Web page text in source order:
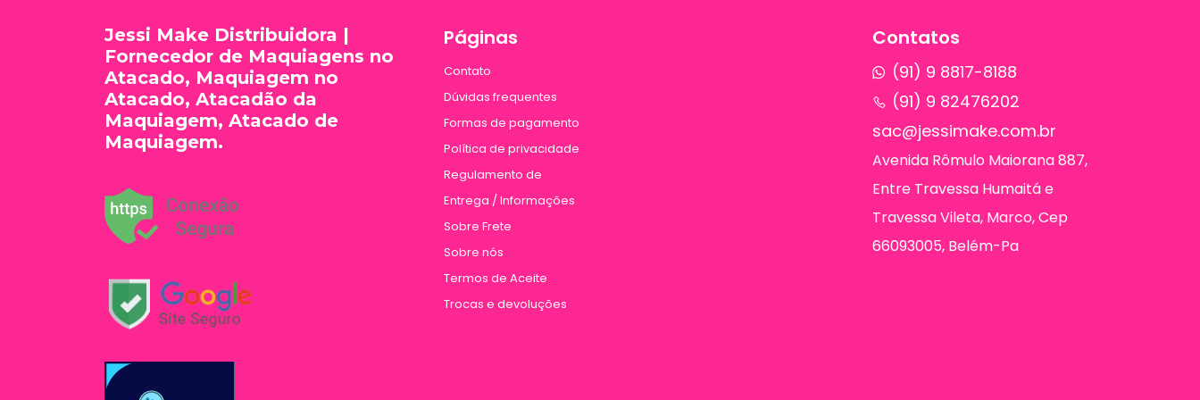
Contatos
(91) 9 8817-8188
(91) 9 82476202
sac@jessimake.com.br
Avenida Rômulo Maiorana 887,
Entre Travessa Humaitá e
Travessa Vileta, Marco, Cep
66093005, Belém-Pa
Páginas
Contato
Dúvidas frequentes
Formas de pagamento
Política de privacidade
Regulamento de
Entrega / Informações
Sobre Frete
Sobre nós
Termos de Aceite
Trocas e devoluções
Jessi Make Distribuidora |
Fornecedor de Maquiagens no
Atacado, Maquiagem no
Atacado, Atacadão da
Maquiagem, Atacado de
Maquiagem.